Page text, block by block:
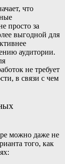
что
просто за
выгодной для
аудитории.
не требует
в связи с чем
можно даже не
того, как
: